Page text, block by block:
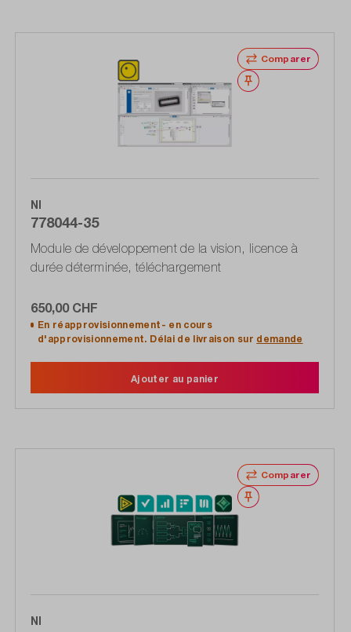
Comparer
Noter
NI
778044-35
Module de développement de la vision, licence à
durée déterminée, téléchargement
650,00 CHF
En réapprovisionnement- en cours
d'approvisionnement. Délai de livraison sur demande
Ajouter au panier
Comparer
Noter
NI